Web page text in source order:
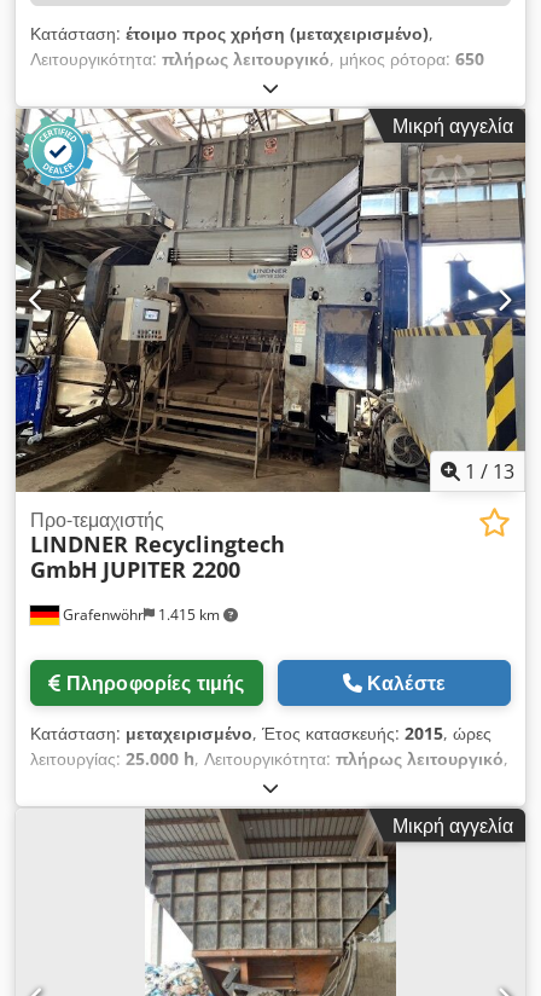
Κατάσταση: έτοιμο προς χρήση (μεταχειρισμένο),
Λειτουργικότητα: πλήρως λειτουργικό, μήκος ρότορα: 650
, μέγιστη ταχύτητα περιστροφής:
ρότορα:500 χιλ., ΤΕΧΝΙΚΕΣ ΛΕΠΤΟΜΕΡΕΙΕΣ Άνοιγμα
χοάνης: 1.850 × 1.250 mm Χωρητικότητα χοάνης: περίπου 3,0
m³ Διάμετρος ρότορα: 500 mm Μήκος ρότορα: 650 mm
Ταχύτητα περιστροφής ρότορα: περίπου 160 στροφές/λεπτό
Ισχύς: εξαρτάται από το υλικό ΛΕΠΤΟΜΕΡΕΙΕΣ
ΜΗΧΑΝΗΜΑΤΟΣ Σύστημα ελέγχου: PLC Ισχύς κινητήρα-
κιβωτίου ταχυτήτων: 45 kW Chsdpfszr Hylsx Afnoa Πίνακας
ελέγχου: Πλήρως καλωδιωμένος Μήκος καλωδίου: 5 μ
ΕΞΟΠΛΙΣΜΟΣ Πίνακας ελέγχου, συμπεριλαμβανομένου
καλωδίου 5 μ Αυτόματη εκκίνηση αστέρα-τριγώνου
Μικρή αγγελία
1 / 13
Grafenwöhr 1.415 km
Προ-τεμαχιστής
LINDNER Recyclingtech
GmbH JUPITER 2200
Πληροφορίες τιμής Καλέστε
Κατάσταση: μεταχειρισμένο, Έτος κατασκευής: 2015, ώρες
λειτουργίας: 25.000 h, Λειτουργικότητα: πλήρως λειτουργικό,
, ταχύτητα περιστροφής (ελάχ.):
στρ./λ., συνολικό βάρος:30.000 κιλ, ισχύς:220 kW (299,12
, τάση εισόδου:400 V, Αργόστροφος, ανθεκτικός
θρυμματιστής μονού άξονα. Κατάλληλος για την
προκαταρκτική θρυμμάτιση διαφόρων υλικών χωρίς μαζική
παρουσία ξένων σωμάτων. Εφαρμογή: Θρυμμάτιση
βιομηχανικών και εμπορικών αποβλήτων, φιλμ, υλικών
συσκευασίας, υφασμάτων, χαρτιού, καουτσούκ, ξύλου
κατεδάφισης, παλετών, ρολών χαρτιού, τύμπανων καλωδίων,
Μικρή αγγελία